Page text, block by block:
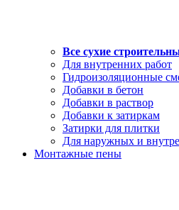
Все сухие
Для внутренних работ
Гидроизоляционные
Добавки в бетон
Добавки в раствор
Добавки к затиркам
Затирки для плитки
Для наружных и
Монтажные пены